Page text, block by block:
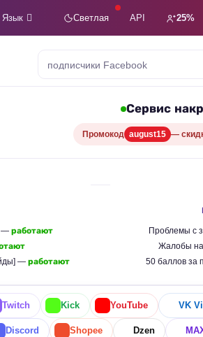
Язык Светлая API 25%
подписчики Facebook
Сервис
Промокод august15 —
— работают
— работают
Проблемы с
Жалобы
50 баллов за
Twitch Kick YouTube VK
Discord Shopee Dzen